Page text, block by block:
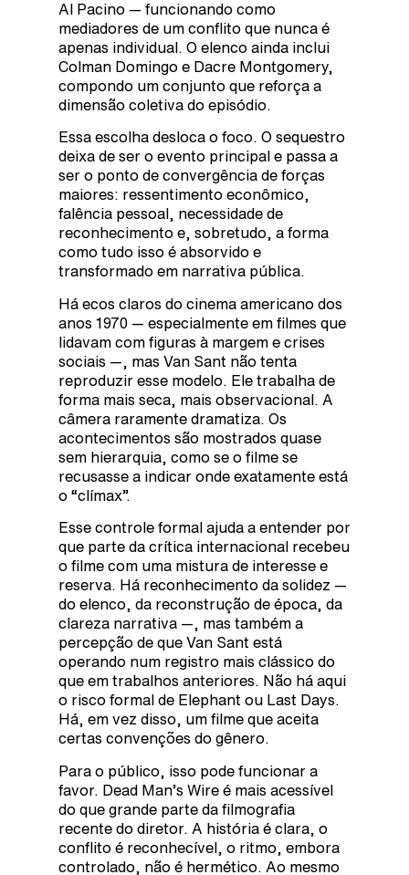
Al Pacino — funcionando como
mediadores de um conflito que nunca é
apenas individual. O elenco ainda inclui
Colman Domingo e Dacre Montgomery,
compondo um conjunto que reforça a
dimensão coletiva do episódio.
Essa escolha desloca o foco. O sequestro
deixa de ser o evento principal e passa a
ser o ponto de convergência de forças
maiores: ressentimento econômico,
falência pessoal, necessidade de
reconhecimento e, sobretudo, a forma
como tudo isso é absorvido e
transformado em narrativa pública.
Há ecos claros do cinema americano dos
anos 1970 — especialmente em filmes que
lidavam com figuras à margem e crises
sociais —, mas Van Sant não tenta
reproduzir esse modelo. Ele trabalha de
forma mais seca, mais observacional. A
câmera raramente dramatiza. Os
acontecimentos são mostrados quase
sem hierarquia, como se o filme se
recusasse a indicar onde exatamente está
o “clímax”.
Esse controle formal ajuda a entender por
que parte da crítica internacional recebeu
o filme com uma mistura de interesse e
reserva. Há reconhecimento da solidez —
do elenco, da reconstrução de época, da
clareza narrativa —, mas também a
percepção de que Van Sant está
operando num registro mais clássico do
que em trabalhos anteriores. Não há aqui
o risco formal de Elephant ou Last Days.
Há, em vez disso, um filme que aceita
certas convenções do gênero.
Para o público, isso pode funcionar a
favor. Dead Man’s Wire é mais acessível
do que grande parte da filmografia
recente do diretor. A história é clara, o
conflito é reconhecível, o ritmo, embora
controlado, não é hermético. Ao mesmo